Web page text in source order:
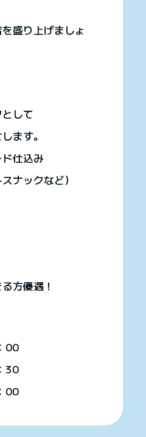
盛り上げましょ
して
ます。
ド仕込み
ナックなど）
方優遇！
00
30
00